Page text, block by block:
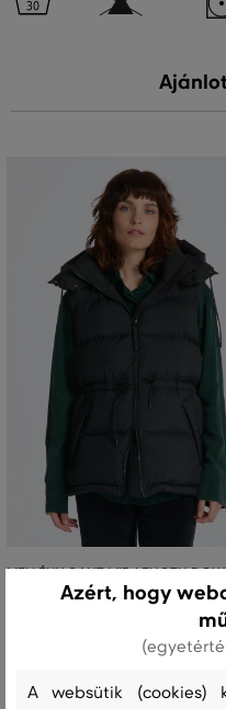
MELLÉNY GANT MID LENGTH
138
69
Azért, hogy
A websütik (cookies)